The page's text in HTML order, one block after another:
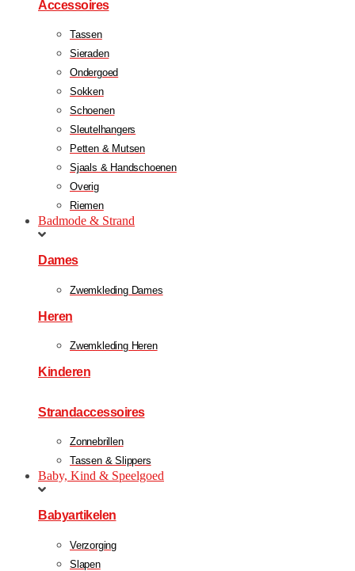
Accessoires
Tassen
Sieraden
Ondergoed
Sokken
Schoenen
Sleutelhangers
Petten & Mutsen
Sjaals & Handschoenen
Overig
Riemen
Badmode & Strand
Dames
Zwemkleding Dames
Heren
Zwemkleding Heren
Kinderen
Strandaccessoires
Zonnebrillen
Tassen & Slippers
Baby, Kind & Speelgoed
Babyartikelen
Verzorging
Slapen